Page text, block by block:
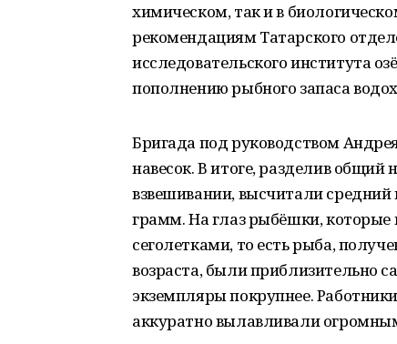
химическом, так и в
рекомендациям Татарского
исследовательского института
пополнению рыбного запаса
Бригада под руководством
навесок. В итоге, разделив общий
взвешивании, высчитали
грамм. На глаз рыбёшки,
сеголетками, то есть рыба,
возраста, были приблизительно
экземпляры покрупнее.
аккуратно вылавливали